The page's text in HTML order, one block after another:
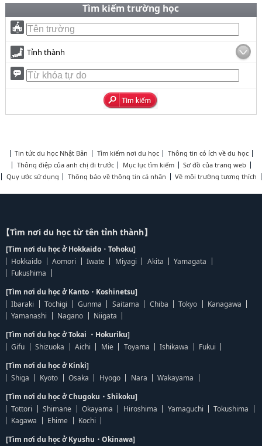
Tìm kiếm trường học
Tỉnh thành
Tin tức du học Nhật Bản Tìm kiếm nơi du học
Thông tin có ích về du học
Thông điệp của anh chị đi trước
Mục lục tìm kiếm
Sơ đồ của trang web
Quy ước sử dụng
Thông báo về thông tin cá nhân Về môi trường tương thích
【Tìm nơi du học từ tên tỉnh thành】
[Tìm nơi du học ở Hokkaido・Tohoku]
Hokkaido
Aomori Iwate Miyagi Akita
Yamagata
Fukushima
[Tìm nơi du học ở Kanto・Koshinetsu]
Ibaraki
Tochigi Gunma Saitama Chiba Tokyo
Kanagawa
Yamanashi
Nagano
Niigata
[Tìm nơi du học ở Tokai ・Hokuriku]
Gifu
Shizuoka Aichi Mie Toyama Ishikawa
Fukui
[Tìm nơi du học ở Kinki]
Shiga
Kyoto Osaka Hyogo Nara
Wakayama
[Tìm nơi du học ở Chugoku・Shikoku]
Tottori
Shimane Okayama Hiroshima Yamaguchi
Tokushima
Kagawa
Ehime
Kochi
[Tìm nơi du học ở Kyushu・Okinawa]